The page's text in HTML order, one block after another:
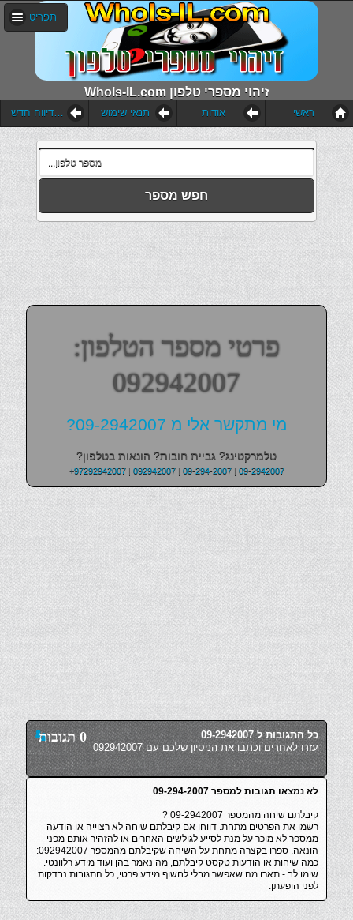
WhoIs-IL.com זיהוי מספרי טלפון
תפריט
הוסף דיווח חדש תנאי שימוש אודות ראשי
חפש מספר
פרטי מספר הטלפון:
092942007
מי מתקשר אלי מ 09-2942007?
טלמרקטינג? גביית חובות? הונאות בטלפון?
+97292942007| 092942007| 09-294-2007| 09-2942007
0 תגובות
כל התגובות ל 09-2942007
עזרו לאחרים וכתבו את הניסיון שלכם עם 092942007
לא נמצאו תגובות למספר 09-294-2007
קיבלתם שיחה מהמספר 09-2942007 ?
רשמו את הפרטים מתחת. דווחו אם קיבלתם שיחה לא רצוייה או הודעה
ממספר לא מוכר על מנת לסייע לגולשים האחרים או להזהיר אותם מפני
הונאה. ספרו בקצרה מתחת על השיחה שקיבלתם מהמספר 092942007:
כמה שיחות או הודעות טקסט קיבלתם, מה נאמר בהן ועוד מידע רלוונטי.
שימו לב - תארו מה שאפשר מבלי לחשוף מידע פרטי, כל התגובות נבדקות
לפני הופעתן.